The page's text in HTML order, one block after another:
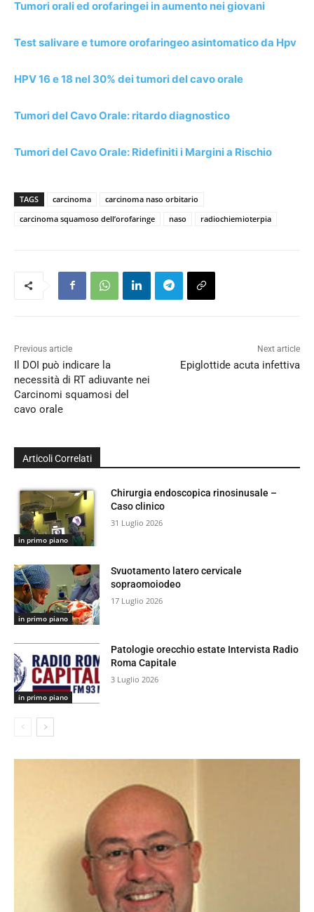
Tumori orali ed orofaringei in aumento nei giovani
Test salivare e tumore orofaringeo asintomatico da Hpv
HPV 16 e 18 nel 30% dei tumori del cavo orale
Tumori del Cavo Orale: ritardo diagnostico
Tumori del Cavo Orale: Ridefiniti i Margini a Rischio
TAGS carcinoma
carcinoma naso orbitario
carcinoma squamoso dell’orofaringe
naso radiochiemioterpia
Previous article
Il DOI può indicare la
necessità di RT adiuvante nei
Carcinomi squamosi del
cavo orale
Next article
Epiglottide acuta infettiva
Articoli Correlati
in primo piano
Chirurgia endoscopica rinosinusale –
Caso clinico
31 Luglio 2026
in primo piano
Svuotamento latero cervicale
sopraomoiodeo
17 Luglio 2026
in primo piano
Patologie orecchio estate Intervista Radio
Roma Capitale
3 Luglio 2026